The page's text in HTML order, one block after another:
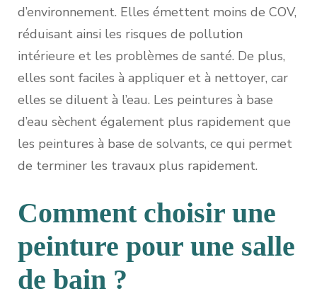
d’environnement. Elles émettent moins de COV,
réduisant ainsi les risques de pollution
intérieure et les problèmes de santé. De plus,
elles sont faciles à appliquer et à nettoyer, car
elles se diluent à l’eau. Les peintures à base
d’eau sèchent également plus rapidement que
les peintures à base de solvants, ce qui permet
de terminer les travaux plus rapidement.
Comment choisir une
peinture pour une salle
de bain ?